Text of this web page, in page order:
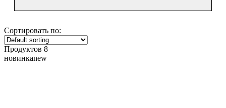
Сортировать по:
Продуктов 8
новинкаnew